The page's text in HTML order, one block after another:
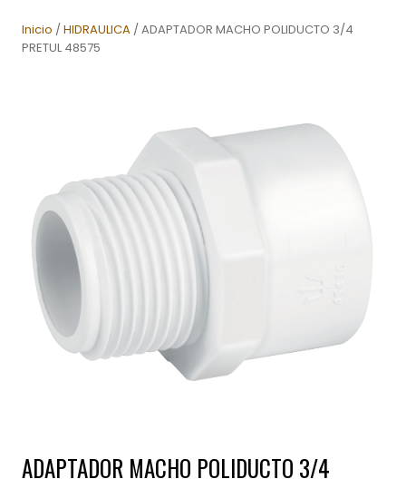
Inicio /HIDRAULICA / ADAPTADOR MACHO POLIDUCTO 3/4
PRETUL 48575
ADAPTADOR MACHO POLIDUCTO 3/4